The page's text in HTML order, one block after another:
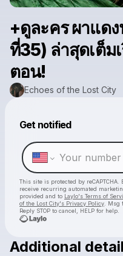
+ดูละคร ผาแด
ที่35) ล่าสุดเต็ม
ตอน!
Echoes of the Lost City
Get notified
This site is protected by
receive recurring automated
provided and to Laylo's Terms of
of the Lost City's Privacy Policy .
Reply STOP to cancel, HELP for help.
Additional